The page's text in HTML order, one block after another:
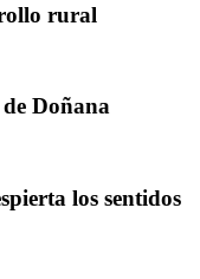
rural
Doñana
los sentidos